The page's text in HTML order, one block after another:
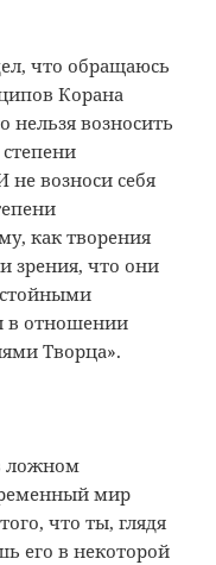
что обращаюсь
Корана
нельзя возносить
возноси себя
как творения
зрения, что они
в отношении
Творца».
ложном
мир
что ты, глядя
его в некоторой